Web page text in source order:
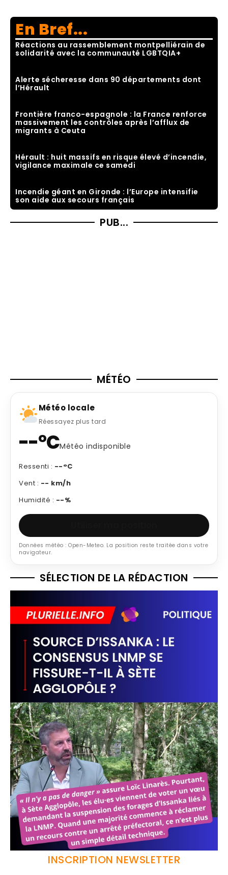
En Bref...
Réactions au rassemblement montpelliérain de
solidarité avec la communauté LGBTQIA+
Alerte sécheresse dans 90 départements dont
l’Hérault
Frontière franco-espagnole : la France renforce
massivement les contrôles après l’afflux de
migrants à Ceuta
Hérault : huit massifs en risque élevé d’incendie,
vigilance maximale ce samedi
Incendie géant en Gironde : l’Europe intensifie
son aide aux secours français
PUB...
MÉTÉO
Météo locale
Réessayez plus tard
--°CMétéo indisponible
Ressenti : --°C
Vent : -- km/h
Humidité : --%
Données météo : Open-Meteo. La position reste traitée dans votre
navigateur.
SÉLECTION DE LA RÉDACTION
INSCRIPTION NEWSLETTER